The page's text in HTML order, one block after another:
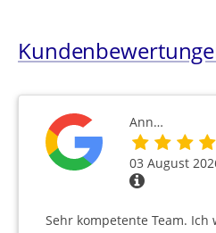
Ann…
03 August
Sehr kompetente Team.